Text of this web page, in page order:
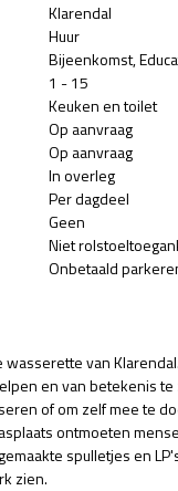
Klarendal
Huur
Bijeenkomst
1 - 15
Keuken en toilet
Op aanvraag
Op aanvraag
In overleg
Per dagdeel
Geen
Niet
Onbetaald
wasserette van
en van betekenis
of om zelf mee te
ontmoeten
spulletjes en
zien.